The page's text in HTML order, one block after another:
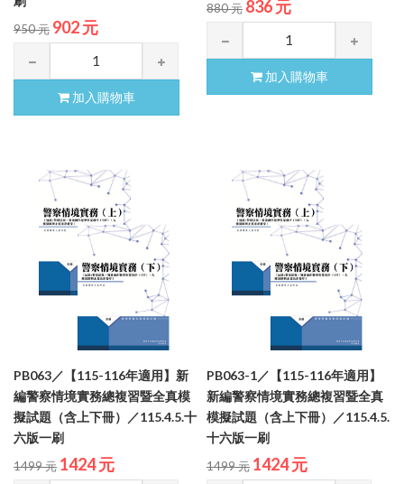
950 元 902 元
加入購物車
880 元 836 元
加入購物車
PB063／【115-116年適用】新
編警察情境實務總複習暨全真模
擬試題（含上下冊）／115.4.5.十
六版一刷
1499 元 1424 元
PB063-1／【115-116年適用】
新編警察情境實務總複習暨全真
模擬試題（含上下冊）／115.4.5.
十六版一刷
1499 元 1424 元